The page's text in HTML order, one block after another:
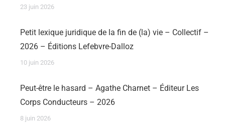
23 juin 2026
Petit lexique juridique de la fin de (la) vie – Collectif –
2026 – Éditions Lefebvre-Dalloz
10 juin 2026
Peut-être le hasard – Agathe Charnet – Éditeur Les
Corps Conducteurs – 2026
8 juin 2026